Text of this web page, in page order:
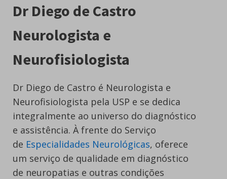
Dr Diego de Castro
Neurologista e
Neurofisiologista
Dr Diego de Castro é Neurologista e
Neurofisiologista pela USP e se dedica
integralmente ao universo do diagnóstico
e assistência. À frente do Serviço
de Especialidades Neurológicas, oferece
um serviço de qualidade em diagnóstico
de neuropatias e outras condições